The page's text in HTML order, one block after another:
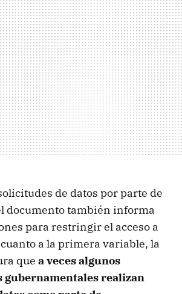
de datos por parte de
documento también informa
para restringir el acceso a
a la primera variable, la
que a veces algunos
gubernamentalesrealizan